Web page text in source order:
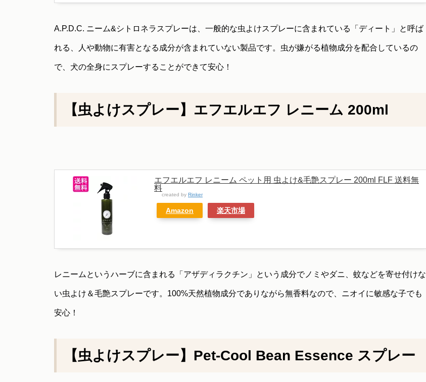
A.P.D.C. ニーム&シトロネラスプレーは、一般的な虫よけスプレーに含まれている「ディート」と呼ば
れる、人や動物に有害となる成分が含まれていない製品です。虫が嫌がる植物成分を配合しているの
で、犬の全身にスプレーすることができて安心！
【虫よけスプレー】 エフエルエフ レニーム 200ml
エフエルエフ レニーム ペット用 虫よけ&毛艶スプレー 200ml FLF 送料無
料
created by Rinker
Amazon 楽天市場
レニームというハーブに含まれる「アザディラクチン」という成分でノミやダニ、蚊などを寄せ付けな
い虫よけ＆毛艶スプレーです。100%天然植物成分でありながら無香料なので、ニオイに敏感な子でも
安心！
【虫よけスプレー】 Pet-Cool Bean Essence スプレー